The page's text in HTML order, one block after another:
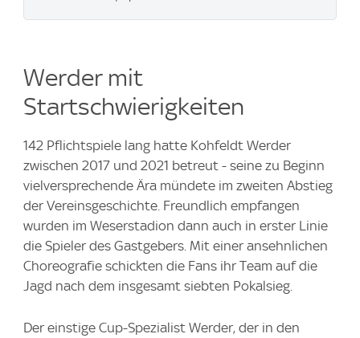
Werder mit
Startschwierigkeiten
142 Pflichtspiele lang hatte Kohfeldt Werder
zwischen 2017 und 2021 betreut - seine zu Beginn
vielversprechende Ära mündete im zweiten Abstieg
der Vereinsgeschichte. Freundlich empfangen
wurden im Weserstadion dann auch in erster Linie
die Spieler des Gastgebers. Mit einer ansehnlichen
Choreografie schickten die Fans ihr Team auf die
Jagd nach dem insgesamt siebten Pokalsieg.
Der einstige Cup-Spezialist Werder, der in den